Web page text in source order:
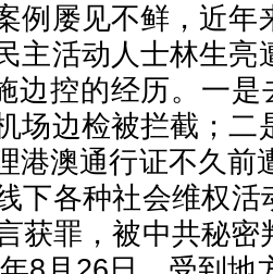
例屡见不鲜，近年
主活动人士林生亮
边控的经历。一
场边检被拦截；二
港澳通行证不久前
下各种社会维权活
获罪，被中共秘密